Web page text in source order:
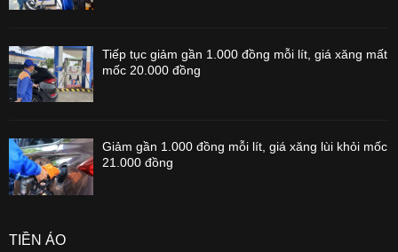
Tiếp tục giảm gần 1.000 đồng mỗi lít, giá xăng mất
mốc 20.000 đồng
Giảm gần 1.000 đồng mỗi lít, giá xăng lùi khỏi mốc
21.000 đồng
TIỀN ẢO